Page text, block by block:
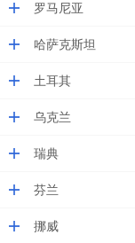
罗马尼亚
哈萨克斯坦
土耳其
乌克兰
瑞典
芬兰
挪威